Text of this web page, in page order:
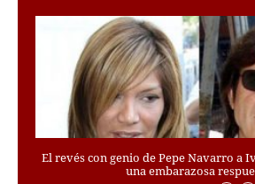
PERSONAJES
ORGANISMOS
LUGARES
AUTORES
HEMEROTECA
SERVICIOS
El revés con genio de Pepe Navarro a
una embarazosa